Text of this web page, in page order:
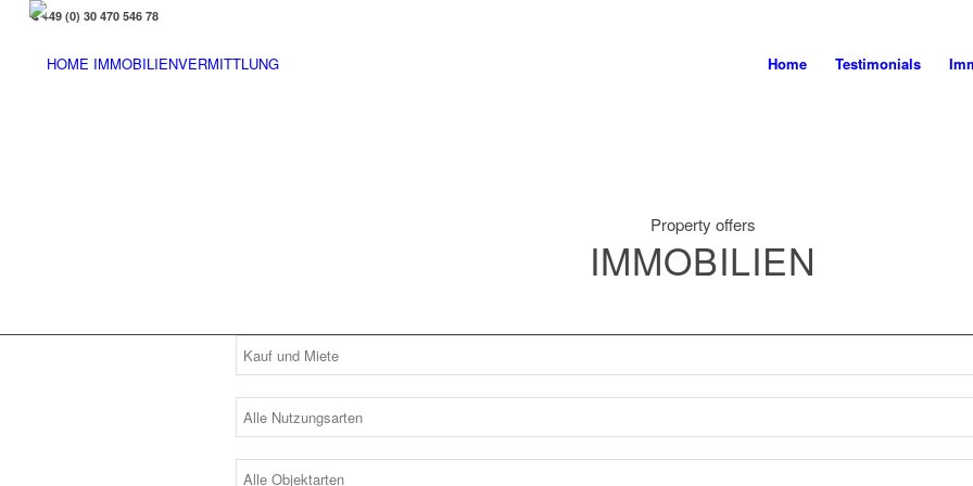
Home Testimonials
+49 (0) 30 470 546 78
Property offers
IMMOBILIEN